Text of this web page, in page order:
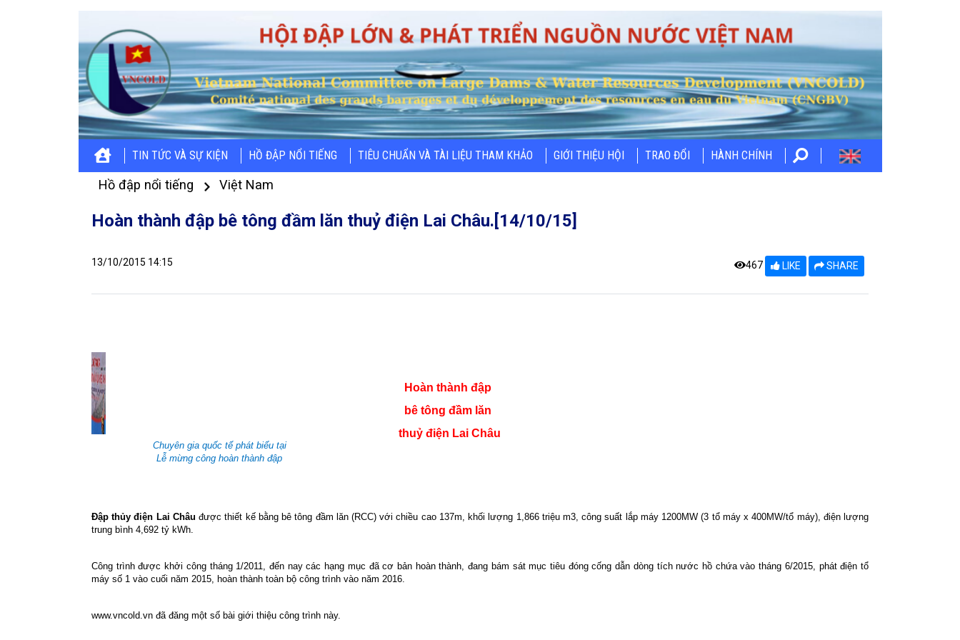
TIN TỨC VÀ SỰ KIỆN HỒ ĐẬP NỔI TIẾNG TIÊU CHUẨN VÀ TÀI LIỆU THAM KHẢO GIỚI THIỆU HỘI TRAO ĐỔI HÀNH CHÍNH
Hồ đập nổi tiếng Việt Nam
Hoàn thành đập bê tông đầm lăn thuỷ điện Lai Châu.[14/10/15]
13/10/2015 14:15 467 LIKE SHARE
Hoàn thành đập
bê tông đầm lăn
thuỷ điện Lai Châu
Chuyên gia quốc tế phát biểu tại
Lễ mừng công hoàn thành đập
Đập thủy điện Lai Châu được thiết kế bằng bê tông đầm lăn (RCC) với chiều cao 137m, khối lượng 1,866 triệu m3, công suất lắp máy 1200MW (3 tổ máy x 400MW/tổ máy), điện lượng
trung bình 4,692 tỷ kWh.
Công trình được khởi công tháng 1/2011, đến nay các hạng mục đã cơ bản hoàn thành, đang bám sát mục tiêu đóng cống dẫn dòng tích nước hồ chứa vào tháng 6/2015, phát điện tổ
máy số 1 vào cuối năm 2015, hoàn thành toàn bộ công trình vào năm 2016.
www.vncold.vn đã đăng một số bài giới thiệu công trình này.